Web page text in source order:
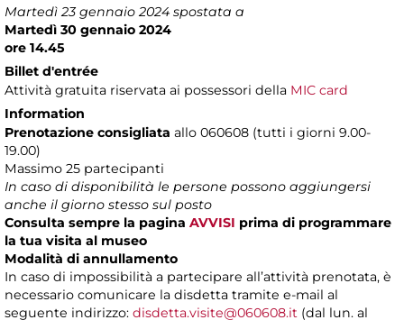
Martedì 23 gennaio 2024 spostata a
Martedì 30 gennaio 2024
ore 14.45
Billet d'entrée
Attività gratuita riservata ai possessori della MIC card
Information
Prenotazione consigliata allo 060608 (tutti i giorni 9.00-
19.00)
Massimo 25 partecipanti
In caso di disponibilità le persone possono aggiungersi
anche il giorno stesso sul posto
Consulta sempre la pagina AVVISI prima di programmare
la tua visita al museo
Modalità di annullamento
In caso di impossibilità a partecipare all’attività prenotata, è
necessario comunicare la disdetta tramite e-mail al
seguente indirizzo: disdetta.visite@060608.it (dal lun. al